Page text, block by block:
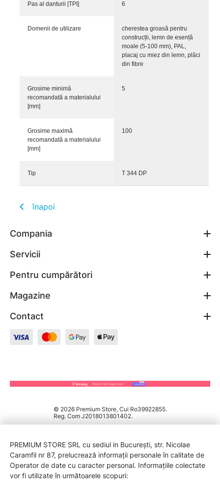
Pas al danturii [TPI] 6
Domenii de utilizare
cherestea groasă pentru
construcții, lemn de esență
moale (5-100 mm), PAL,
placaj cu miez din lemn, plăci
din fibre
Grosime minimă
recomandată a materialului
[mm]
5
Grosime maximă
recomandată a materialului
[mm]
100
Tip T 344 DP
înapoi
Compania
Servicii
Pentru cumpărători
Magazine
Contact
© 2026 Premium Store, Cui Ro39922855.
Reg. Com J2018013801402.
PREMIUM STORE SRL cu sediul in București, str. Nicolae
Caramfil nr 87, prelucrează informații personale în calitate de
Operator de date cu caracter personal. Informațiile colectate
vor fi utilizate în următoarele scopuri: